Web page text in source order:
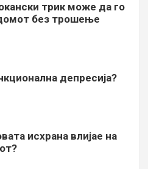
трик може да го
без трошење
депресија?
исхрана влијае на